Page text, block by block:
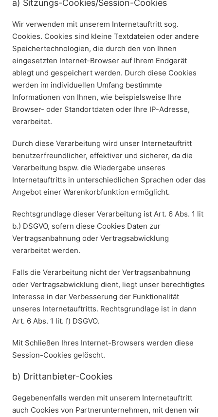
a) Sitzungs-Cookies/Session-Cookies
Wir verwenden mit unserem Internetauftritt sog.
Cookies. Cookies sind kleine Textdateien oder andere
Speichertechnologien, die durch den von Ihnen
eingesetzten Internet-Browser auf Ihrem Endgerät
ablegt und gespeichert werden. Durch diese Cookies
werden im individuellen Umfang bestimmte
Informationen von Ihnen, wie beispielsweise Ihre
Browser- oder Standortdaten oder Ihre IP-Adresse,
verarbeitet.
Durch diese Verarbeitung wird unser Internetauftritt
benutzerfreundlicher, effektiver und sicherer, da die
Verarbeitung bspw. die Wiedergabe unseres
Internetauftritts in unterschiedlichen Sprachen oder das
Angebot einer Warenkorbfunktion ermöglicht.
Rechtsgrundlage dieser Verarbeitung ist Art. 6 Abs. 1 lit
b.) DSGVO, sofern diese Cookies Daten zur
Vertragsanbahnung oder Vertragsabwicklung
verarbeitet werden.
Falls die Verarbeitung nicht der Vertragsanbahnung
oder Vertragsabwicklung dient, liegt unser berechtigtes
Interesse in der Verbesserung der Funktionalität
unseres Internetauftritts. Rechtsgrundlage ist in dann
Art. 6 Abs. 1 lit. f) DSGVO.
Mit Schließen Ihres Internet-Browsers werden diese
Session-Cookies gelöscht.
b) Drittanbieter-Cookies
Gegebenenfalls werden mit unserem Internetauftritt
auch Cookies von Partnerunternehmen, mit denen wir